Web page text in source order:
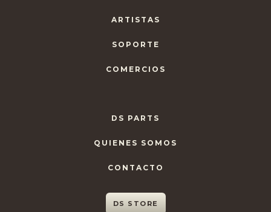
ARTISTAS
SOPORTE
COMERCIOS
DS PARTS
QUIENES SOMOS
CONTACTO
DS STORE